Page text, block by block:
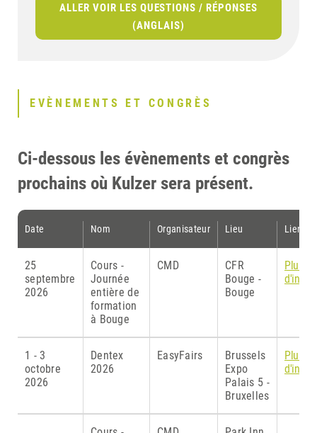
ALLER VOIR LES QUESTIONS / RÉPONSES
(ANGLAIS)
EVÈNEMENTS ET CONGRÈS
Ci-dessous les évènements et congrès
prochains où Kulzer sera présent.
Date Nom Organisateur Lieu Lien(s)
25
septembre
2026
Cours -
Journée
entière de
formation
à Bouge
CMD
CFR
Bouge -
Bouge
Plus
1 - 3
octobre
2026
Dentex
2026
EasyFairs
Brussels
Expo
Palais 5 -
Bruxelles
Plus